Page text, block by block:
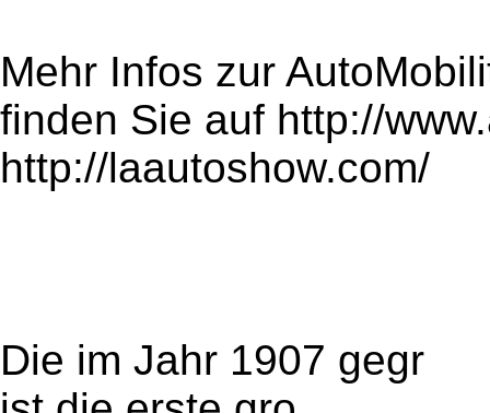
Mehr Infos zur
finden Sie auf http://
http://laautoshow.com/
Die im Jahr 1907 gegr